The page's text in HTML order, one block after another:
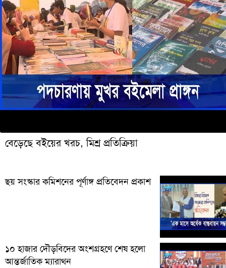
বেড়েছে বইয়ের খরচ, মিশ্র প্রতিক্রিয়া
ছয় সংস্কার কমিশনের পূর্ণাঙ্গ প্রতিবেদন প্রকাশ
১০ হাজার দৌড়বিদের অংশগ্রহণে শেষ হলো
আন্তর্জাতিক ম্যারাথন